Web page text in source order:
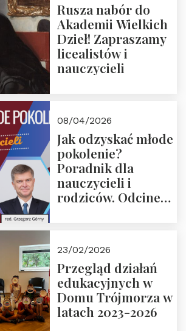
Rusza nabór do
Akademii Wielkich
Dzieł! Zapraszamy
licealistów i
nauczycieli
08/04/2026
Jak odzyskać młode
pokolenie?
Poradnik dla
nauczycieli i
rodziców. Odcinek
Rozmawiają red.
Grzegorz Górny i
prof. Michał
Łuczewski
23/02/2026
Przegląd działań
edukacyjnych w
Domu Trójmorza w
latach 2023-2026